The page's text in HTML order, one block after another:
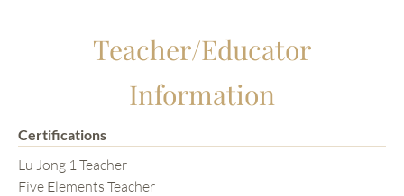
Teacher/Educator
Information
Certifications
Lu Jong 1 Teacher
Five Elements Teacher